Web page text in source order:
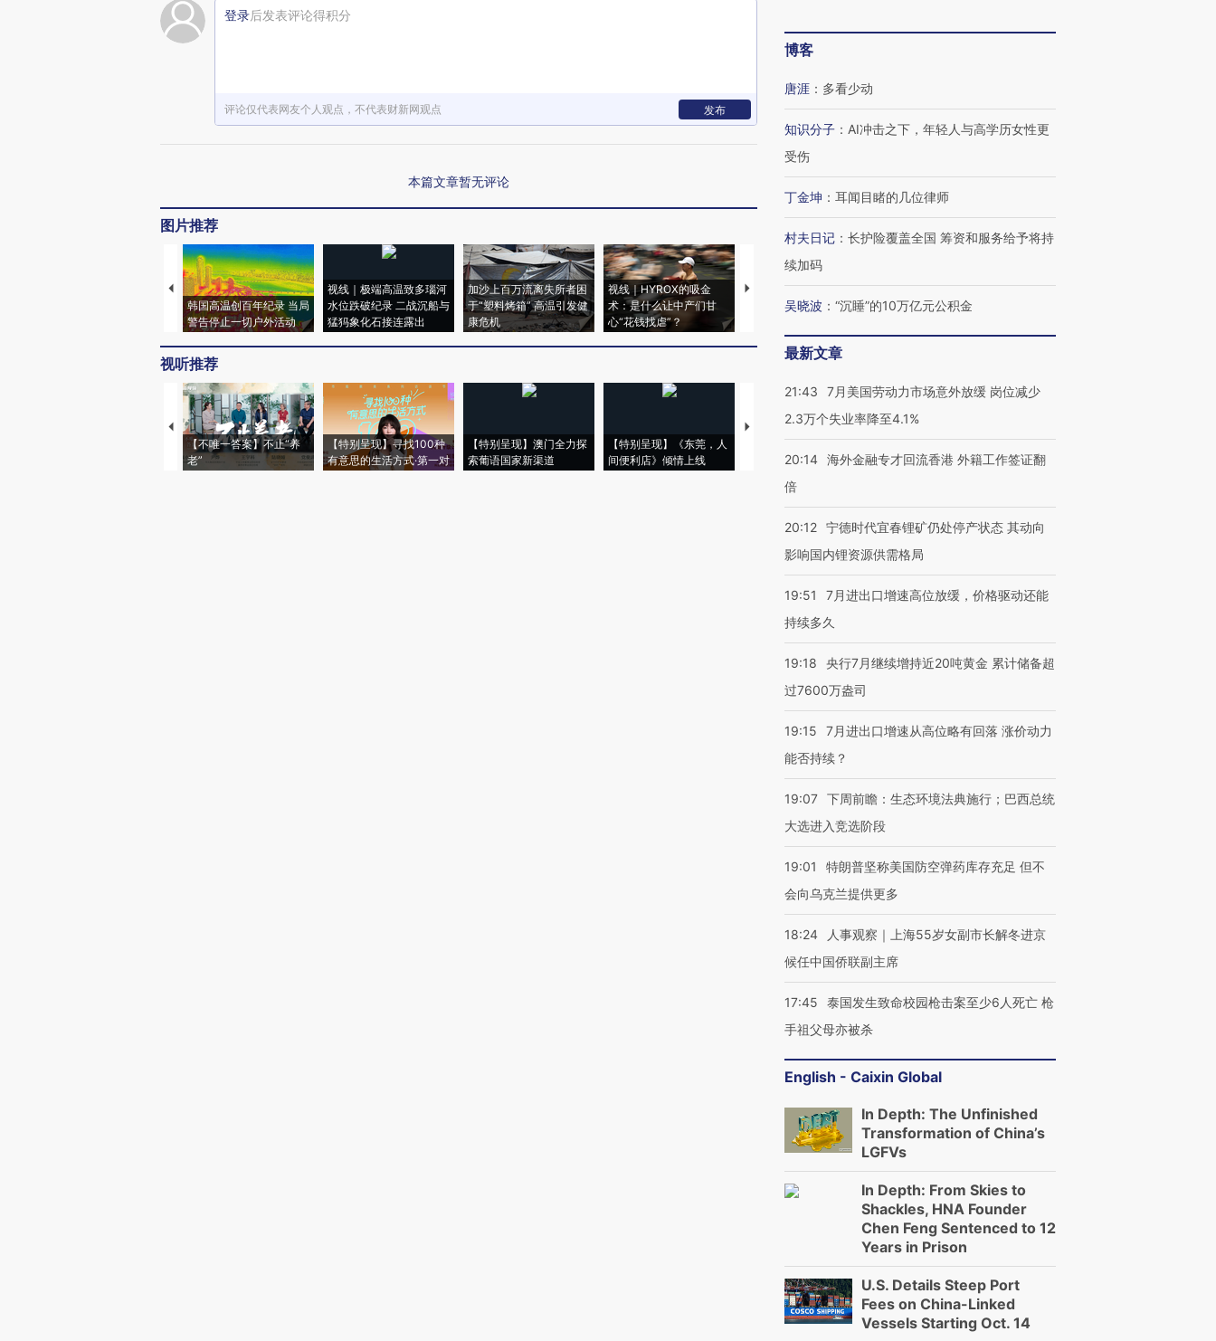
登录后发表评论得积分
评论仅代表网友个人观点，不代表财新网观点 发布
本篇文章暂无评论
图片推荐
韩国高温创百年纪录 当局
警告停止一切户外活动
视线｜极端高温致多瑙河
水位跌破纪录 二战沉船与
猛犸象化石接连露出
加沙上百万流离失所者困
于“塑料烤箱” 高温引发健
康危机
视线｜HYROX的吸金
术：是什么让中产们甘
心“花钱找虐”？
马航飞行员跨国走私7万
粒摇头丸 尿检体内含3种
视线｜被称为“蟑螂”的印
度Z世代 用街头抗争将教
视线｜“入侵”还是“人道危
视听推荐
【不唯一答案】不止“养
老”
【特别呈现】寻找100种
有意思的生活方式·第一对
【特别呈现】澳门全力探
索葡语国家新渠道
【特别呈现】《东莞，人
间便利店》倾情上线
【推广】走进第四届链博
会，让数智科技“链”接产
【特别呈现】寻找100种
有意思的生活方式·第三对
CFO：不靠规模取胜，华
住三大增长引擎是什么？
博客
唐涯 ： 多看少动
知识分子 ： AI冲击之下，年轻人与高学历女性更
受伤
丁金坤 ： 耳闻目睹的几位律师
村夫日记 ： 长护险覆盖全国 筹资和服务给予将持
续加码
吴晓波 ： “沉睡”的10万亿元公积金
最新文章
21:43
7月美国劳动力市场意外放缓 岗位减少
2.3万个失业率降至4.1%
20:14 海外金融专才回流香港 外籍工作签证翻
倍
20:12 宁德时代宜春锂矿仍处停产状态 其动向
影响国内锂资源供需格局
19:51
7月进出口增速高位放缓，价格驱动还能
持续多久
19:18
央行7月继续增持近20吨黄金 累计储备超
过7600万盎司
19:15
7月进出口增速从高位略有回落 涨价动力
能否持续？
19:07 下周前瞻：生态环境法典施行；巴西总统
大选进入竞选阶段
19:01
特朗普坚称美国防空弹药库存充足 但不
会向乌克兰提供更多
18:24
人事观察｜上海55岁女副市长解冬进京
候任中国侨联副主席
17:45
泰国发生致命校园枪击案至少6人死亡 枪
手祖父母亦被杀
English - Caixin Global
In Depth: The Unfinished
Transformation of China’s
LGFVs
In Depth: From Skies to
Shackles, HNA Founder
Chen Feng Sentenced to 12
Years in Prison
U.S. Details Steep Port
Fees on China-Linked
Vessels Starting Oct. 14